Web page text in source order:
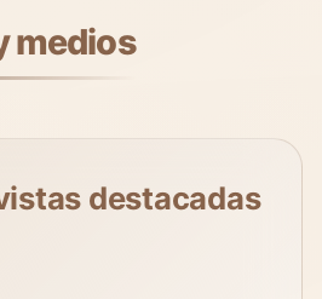
medios
destacadas